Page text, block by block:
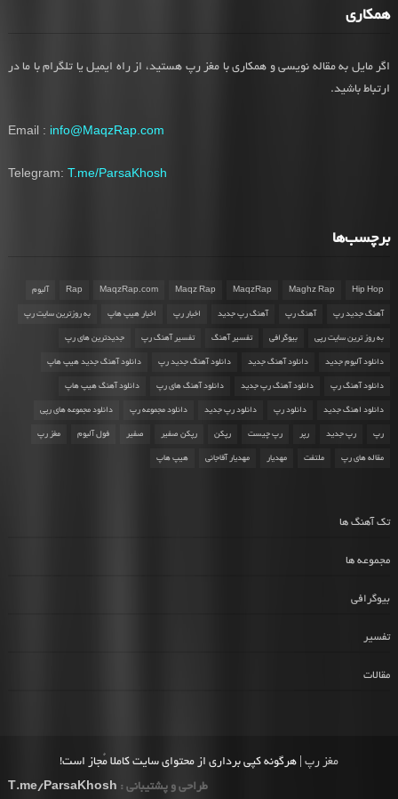
همکاری
اگر مایل به مقاله نویسی و همکاری با مغز رپ هستید، از راه ایمیل یا تلگرام با ما در
ارتباط باشید.
Email : info@MaqzRap.com
Telegram: T.me/ParsaKhosh
برچسب‌ها
Hip Hop
Maghz Rap
MaqzRap
Maqz Rap
MaqzRap.com
Rap آلبوم
آهنگ جدید رپ آهنگ رپ آهنگ رپ جدید اخبار رپ اخبار هیپ هاپ به روزترین سایت رپ
به روز ترین سایت رپی بیوگرافی تفسیر آهنگ تفسیر آهنگ رپ جدیدترین های رپ
دانلود آلبوم جدید دانلود آهنگ جدید دانلود آهنگ جدید رپ دانلود آهنگ جدید هیپ هاپ
دانلود آهنگ رپ دانلود آهنگ رپ جدید دانلود آهنگ های رپ دانلود آهنگ هیپ هاپ
دانلود اهنگ جدید دانلود رپ دانلود رپ جدید دانلود مجموعه رپ دانلود مجموعه های رپی
رپ رپ جدید رپر رپ چیست رپکن رپکن صفیر صفیر فول آلبوم مغز رپ
مقاله های رپ ملتفت مهدیار مهدیار آقاجانی هیپ هاپ
تک آهنگ ها
مجموعه ها
بیوگرافی
تفسیر
مقالات
مغز رپ | هرگونه کپی برداری از محتوای سایت کاملا مُجاز است!
طراحی و پشتیبانی : T.me/ParsaKhosh